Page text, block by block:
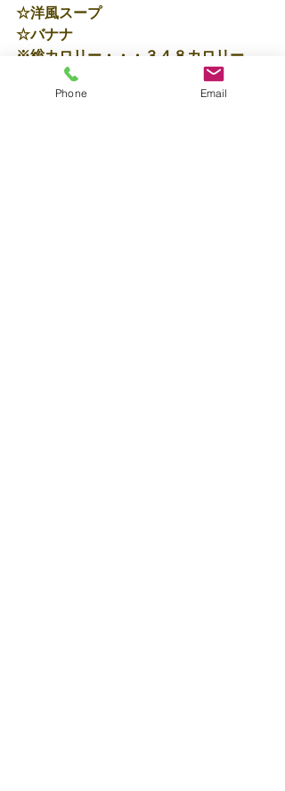
☆洋風スープ
☆バナナ
※総カロリー・・・３４８カロリー
Phone Email